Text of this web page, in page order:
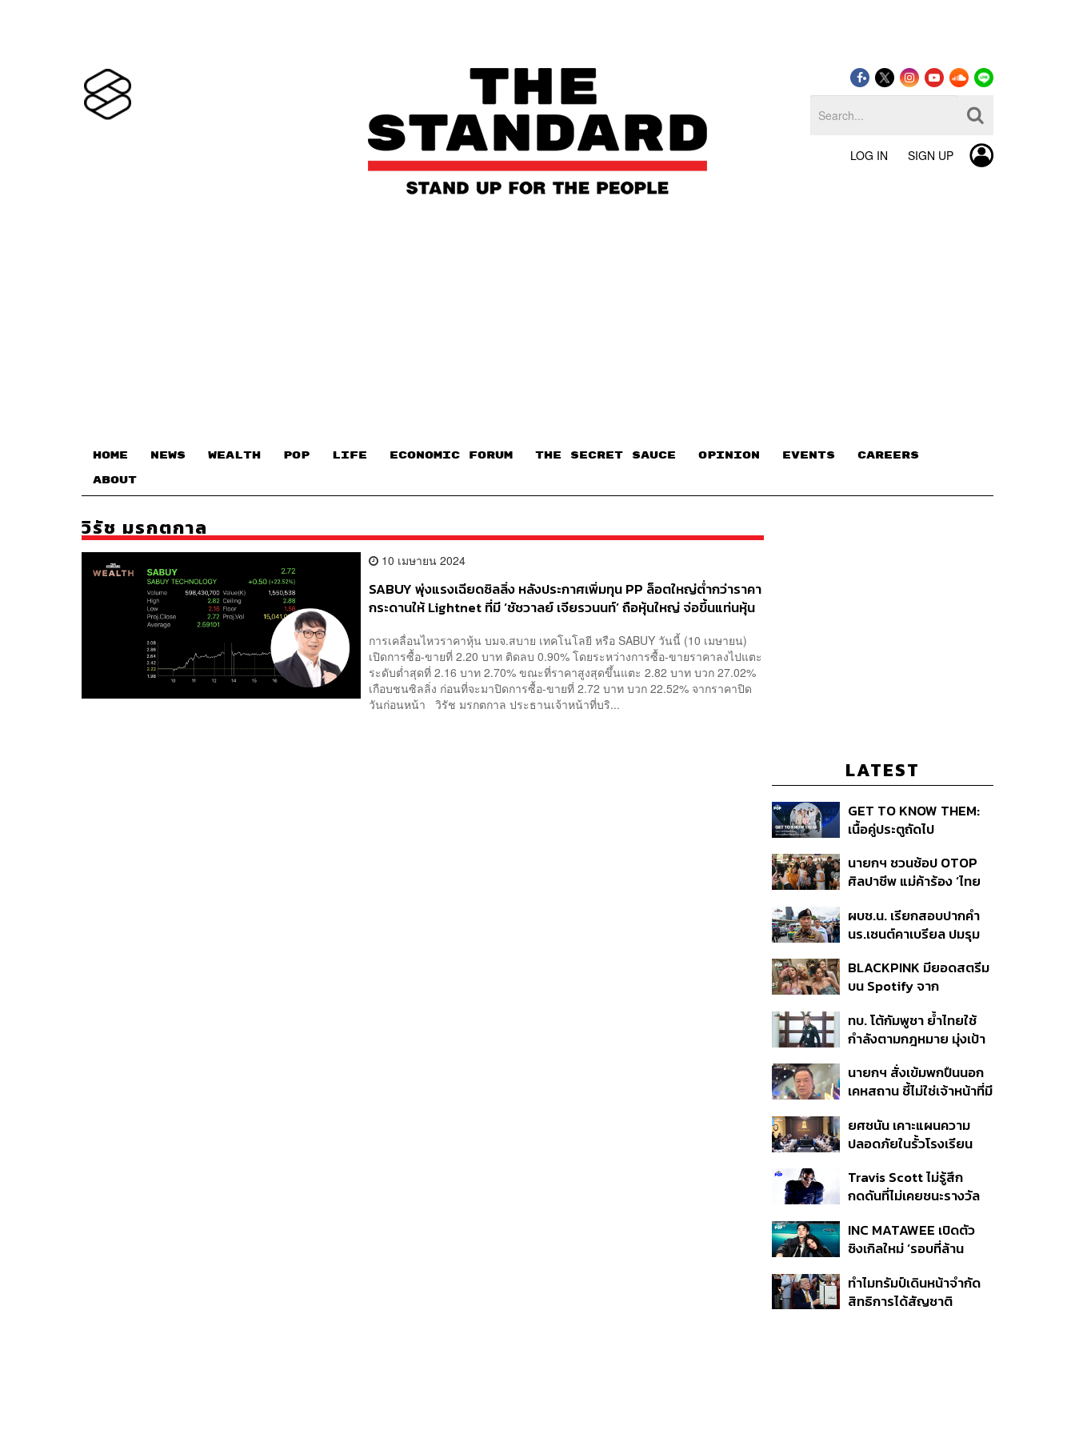
LOG IN SIGN UP
HOME NEWS WEALTH POP LIFE ECONOMIC FORUM THE SECRET SAUCE​ OPINION EVENTS CAREERS
ABOUT
วิรัช มรกตกาล
10 เมษายน 2024
SABUY พุ่งแรงเฉียดซิลลิ่ง หลังประกาศเพิ่มทุน PP ล็อตใหญ่ต่ำกว่าราคา
กระดานให้ Lightnet ที่มี ‘ชัชวาลย์ เจียรวนนท์’ ถือหุ้นใหญ่ จ่อขึ้นแท่นหุ้น
การเคลื่อนไหวราคาหุ้น บมจ.สบาย เทคโนโลยี หรือ SABUY วันนี้ (10 เมษายน)
เปิดการซื้อ-ขายที่ 2.20 บาท ติดลบ 0.90% โดยระหว่างการซื้อ-ขายราคาลงไปแตะ
ระดับต่ำสุดที่ 2.16 บาท 2.70% ขณะที่ราคาสูงสุดขึ้นแตะ 2.82 บาท บวก 27.02%
เกือบชนซิลลิ่ง ก่อนที่จะมาปิดการซื้อ-ขายที่ 2.72 บาท บวก 22.52% จากราคาปิด
วันก่อนหน้า วิรัช มรกตกาล ประธานเจ้าหน้าที่บริ...
LATEST
GET TO KNOW THEM:
เนื้อคู่ประตูถัดไป
นายกฯ ชวนช้อป OTOP
ศิลปาชีพ แม่ค้าร้อง ‘ไทย
ถามมีต่อไหม นายกฯ ตอบ
‘เดี๋ยวจะพยายาม’
ผบช.น. เรียกสอบปากคำ
นร.เซนต์คาเบรียล ปมรุม
ดำเนินคดีแล้ว
BLACKPINK มียอดสตรีม
บน Spotify จาก
ครั้ง ตลอด 10 ปีที่ผ่านมา
ทบ. โต้กัมพูชา ย้ำไทยใช้
กำลังตามกฎหมาย มุ่งเป้า
หายไทยไม่อาจลบด้วย
ข้อมูลบิดเบือน
นายกฯ สั่งเข้มพกปืนนอก
เคหสถาน ชี้ไม่ใช่เจ้าหน้าที่มี
ก่อเหตุ เจ้าของร่วมรับผิด
ยศชนัน เคาะแผนความ
ปลอดภัยในรั้วโรงเรียน
ดูแล-คุมเข้มคัดกรองสิ่ง
ผิดกฎหมาย
Travis Scott ไม่รู้สึก
กดดันที่ไม่เคยชนะรางวัล
แล้ว 10 ครั้ง
INC MATAWEE เปิดตัว
ซิงเกิลใหม่ ‘รอบที่ล้าน
มาแสดงในมิวสิกวิดีโอ
ทำไมทรัมป์เดินหน้าจำกัด
สิทธิการได้สัญชาติ